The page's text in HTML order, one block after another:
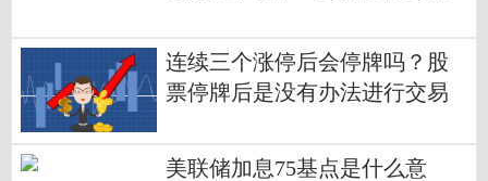
连续三个涨停后会停牌吗？股
票停牌后是没有办法进行交易
美联储加息75基点是什么意